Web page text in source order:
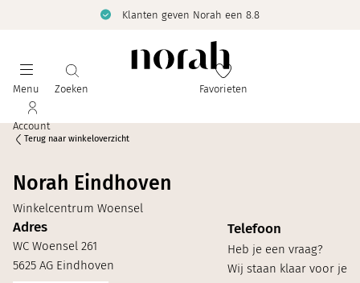
Klanten geven Norah een 8.8
Menu Zoeken Favorieten
Account
Terug naar winkeloverzicht
Norah Eindhoven
Winkelcentrum Woensel
Adres
WC Woensel 261
5625 AG Eindhoven
Telefoon
Heb je een vraag?
Wij staan klaar voor je